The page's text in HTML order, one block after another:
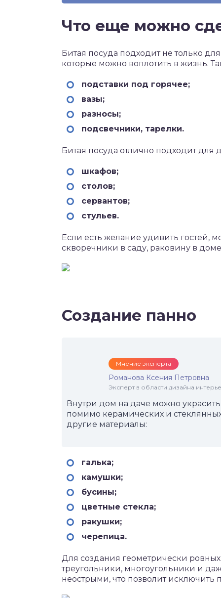
Что еще можно
Битая посуда подходит не только
которые можно воплотить в жизнь.
подставки под горячее;
вазы;
разносы;
подсвечники, тарелки.
Битая посуда отлично подходит
шкафов;
столов;
сервантов;
стульев.
Если есть желание удивить
скворечники в саду, раковину в
Создание панно
Мнение эксперта
Романова Ксения Петровна
Эксперт в области дизайна
Внутри дом на даче можно
помимо керамических и
другие материалы:
галька;
камушки;
бусины;
цветные стекла;
ракушки;
черепица.
Для создания геометрически ровных
треугольники, многоугольники и
неострыми, что позволит исключить